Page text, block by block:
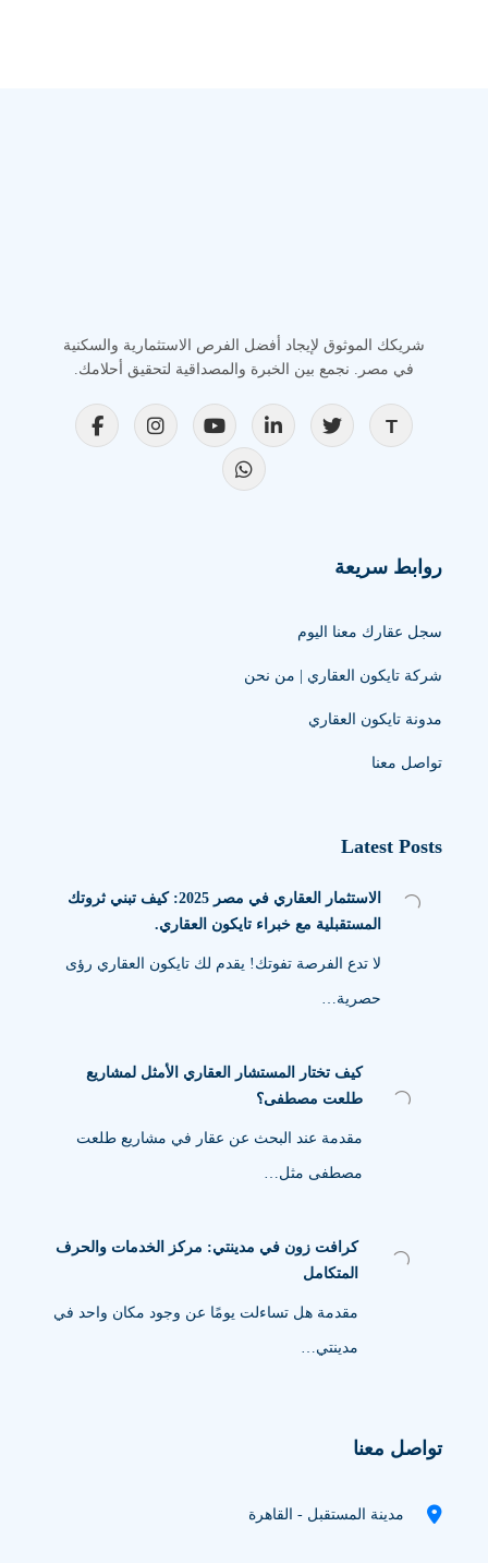
شريكك الموثوق لإيجاد أفضل الفرص الاستثمارية والسكنية
في مصر. نجمع بين الخبرة والمصداقية لتحقيق أحلامك.
روابط سريعة
سجل عقارك معنا اليوم
شركة تايكون العقاري | من نحن
مدونة تايكون العقاري
تواصل معنا
Latest Posts
الاستثمار العقاري في مصر 2025: كيف تبني ثروتك
المستقبلية مع خبراء تايكون العقاري.
لا تدع الفرصة تفوتك! يقدم لك تايكون العقاري رؤى
حصرية…
كيف تختار المستشار العقاري الأمثل لمشاريع
طلعت مصطفى؟
مقدمة عند البحث عن عقار في مشاريع طلعت
مصطفى مثل…
كرافت زون في مدينتي: مركز الخدمات والحرف
المتكامل
مقدمة هل تساءلت يومًا عن وجود مكان واحد في
مدينتي…
تواصل معنا
مدينة المستقبل - القاهرة